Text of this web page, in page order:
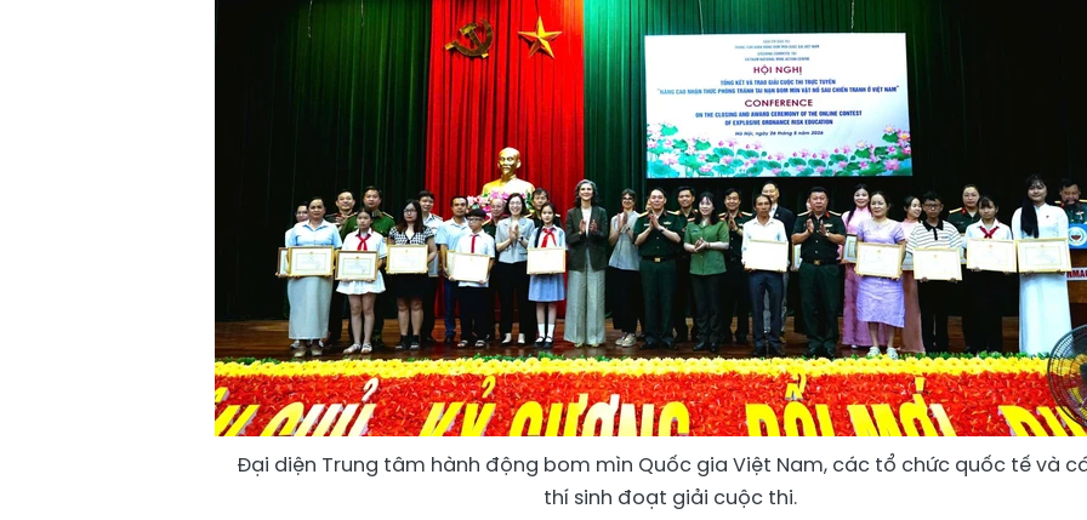
Đại diện Trung tâm hành động bom mìn Quốc gia Việt Nam, các tổ chức quốc tế và
thí sinh đoạt giải cuộc thi.